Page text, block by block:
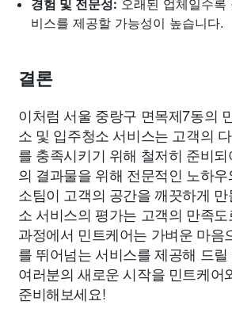
경험 및 전문성: 오래된 업체일수록
비스를 제공할 가능성이 높습니다.
결론
이처럼 서울 중랑구 면목제7동의
소 및 입주청소 서비스는 고객의
를 충족시키기 위해 철저히 준비
의 결과물을 위해 전문적인 노하
소팀이 고객의 공간을 깨끗하게
소 서비스의 평가는 고객의 만족
과정에서 민트케어는 가벼운 마음
를 뛰어넘는 서비스를 제공해 드
여러분의 새로운 시작을 민트케어
준비해보세요!